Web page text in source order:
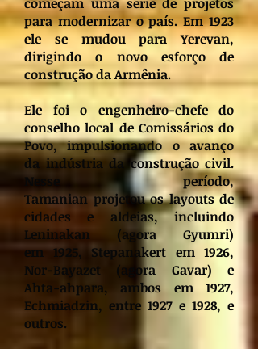
para modernizar o país. Em 1923
ele se mudou para Yerevan,
dirigindo o novo esforço de
construção da Armênia.
Ele foi o engenheiro-chefe do
conselho local de Comissários do
Povo, impulsionando o avanço
da indústria da construção civil.
Nesse período,
Tamanian projetou os layouts de
cidades e aldeias, incluindo
Leninakan (agora Gyumri)
em 1925, Stepanakert em 1926,
Nor-Bayazet (agora Gavar) e
Ahta-ahpara, ambos em 1927,
Echmiadzin, entre 1927 e 1928, e
outros.